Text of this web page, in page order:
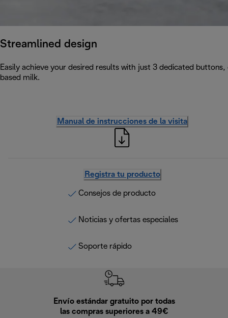
Streamlined design
Easily achieve your desired results with just 3 dedicated
based milk.
Manual de instrucciones de la visita
Registra tu producto
Consejos de producto
Noticias y ofertas especiales
Soporte rápido
Envío estándar gratuito por todas
las compras superiores a 49€